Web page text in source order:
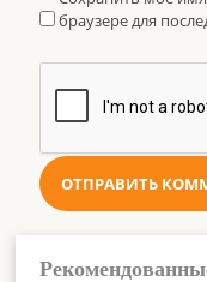
браузере для